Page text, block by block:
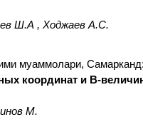
Ш.А , Ходжаев А.С.
муаммолари,
координат и В-
М.